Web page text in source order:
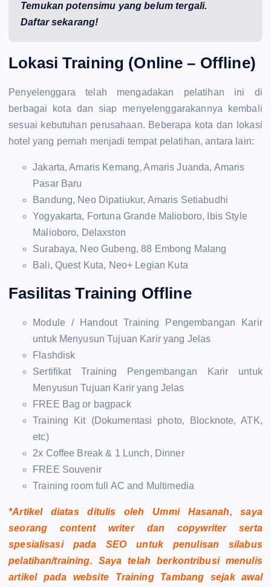
Temukan potensimu yang belum tergali.
Daftar sekarang!
Lokasi Training (Online – Offline)
Penyelenggara telah mengadakan pelatihan ini di
berbagai kota dan siap menyelenggarakannya kembali
sesuai kebutuhan perusahaan. Beberapa kota dan lokasi
hotel yang pernah menjadi tempat pelatihan, antara lain:
Jakarta, Amaris Kemang, Amaris Juanda, Amaris
Pasar Baru
Bandung, Neo Dipatiukur, Amaris Setiabudhi
Yogyakarta, Fortuna Grande Malioboro, Ibis Style
Malioboro, Delaxston
Surabaya, Neo Gubeng, 88 Embong Malang
Bali, Quest Kuta, Neo+ Legian Kuta
Fasilitas Training Offline
Module / Handout Training Pengembangan Karir
untuk Menyusun Tujuan Karir yang Jelas
Flashdisk
Sertifikat Training Pengembangan Karir untuk
Menyusun Tujuan Karir yang Jelas
FREE Bag or bagpack
Training Kit (Dokumentasi photo, Blocknote, ATK,
etc)
2x Coffee Break & 1 Lunch, Dinner
FREE Souvenir
Training room full AC and Multimedia
*Artikel diatas ditulis oleh Ummi Hasanah, saya
seorang content writer dan copywriter serta
spesialisasi pada SEO untuk penulisan silabus
pelatihan/training. Saya telah berkontribusi menulis
artikel pada website Training Tambang sejak awal